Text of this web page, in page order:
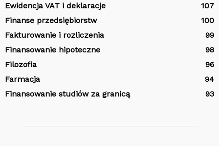
Ewidencja VAT i deklaracje
107
Finanse przedsiębiorstw
100
Fakturowanie i rozliczenia
99
Finansowanie hipoteczne
98
Filozofia
96
Farmacja
94
Finansowanie studiów za granicą
93